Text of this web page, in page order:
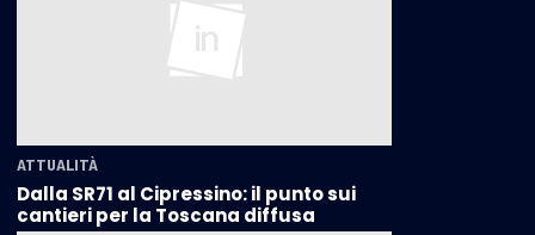
ATTUALITÀ
Dalla SR71 al Cipressino: il punto sui
cantieri per la Toscana diffusa